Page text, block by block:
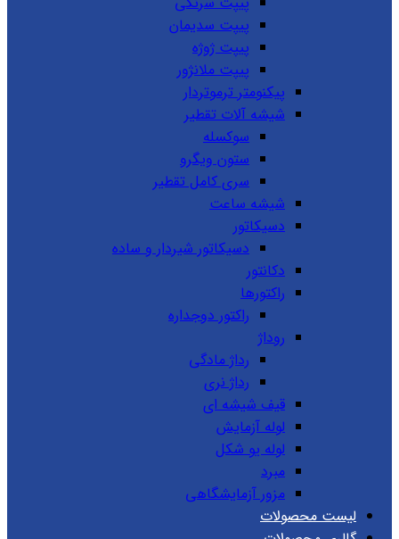
پیپت سدیمان
پیپت ژوژه
پیپت ملانژور
پیکنومتر ترموتردار
شیشه آلات تقطیر
سوکسله
ستون ویگرو
سری کامل تقطیر
شیشه ساعت
دسیکاتور
دسیکاتور شیردار و ساده
دکانتور
راکتورها
راکتور دوجداره
روداژ
رداژ مادگی
رداژ نری
قیف شیشه ای
لوله آزمایش
لوله یو شکل
مبرد
مزور آزمایشگاهی
لیست محصولات